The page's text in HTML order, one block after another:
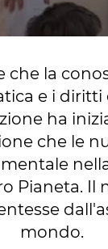
che la
e i diritti
ha
che le
Pianeta.
mondo.